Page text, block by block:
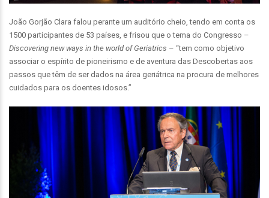
João Gorjão Clara falou perante um auditório cheio, tendo em conta os
1500 participantes de 53 países, e frisou que o tema do Congresso –
Discovering new ways in the world of Geriatrics – “tem como objetivo
associar o espírito de pioneirismo e de aventura das Descobertas aos
passos que têm de ser dados na área geriátrica na procura de melhores
cuidados para os doentes idosos.”